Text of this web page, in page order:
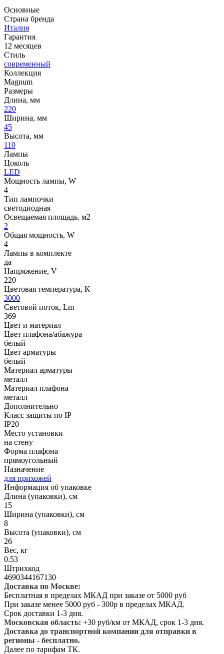
Основные
Страна бренда
Италия
Гарантия
12 месяцев
Стиль
современный
Коллекция
Magnum
Размеры
Длина, мм
220
Ширина, мм
45
Высота, мм
110
Лампы
Цоколь
LED
Мощность лампы, W
4
Тип лампочки
светодиодная
Освещаемая площадь, м2
2
Общая мощность, W
4
Лампы в комплекте
да
Напряжение, V
220
Цветовая температура, K
3000
Световой поток, Lm
369
Цвет и материал
Цвет плафона/абажура
белый
Цвет арматуры
белый
Материал арматуры
металл
Материал плафона
металл
Дополнительно
Класс защиты по IP
IP20
Место установки
на стену
Форма плафона
прямоугольный
Назначение
для прихожей
Информация об упаковке
Длина (упаковки), см
15
Ширина (упаковки), см
8
Высота (упаковки), см
26
Вес, кг
0.53
Штрихкод
4690344167130
Доставка по Москве:
Бесплатная в пределах МКАД при заказе от 5000 руб
При заказе менее 5000 руб - 300р в пределах МКАД.
Срок доставки 1-3 дня.
Московская область: +30 руб/км от МКАД, срок 1-3 дня.
Доставка до транспортной компании для отправки в
регионы - бесплатно.
Далее по тарифам ТК.